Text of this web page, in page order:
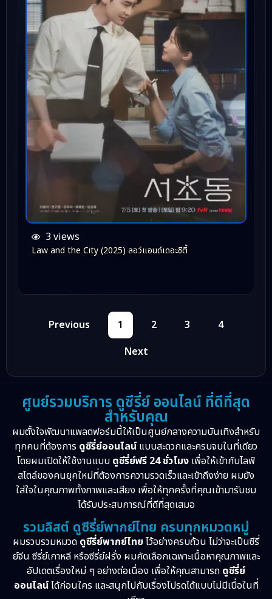
3 views
Law and the City (2025) ลอว์แอนด์เดอะซิตี้
Previous 1 2 3
4
Next
ศูนย์รวมบริการ ดูซีรี่ย์ ออนไลน์ ที่ดีที่สุด
สำหรับคุณ
ผมตั้งใจพัฒนาแพลตฟอร์มนี้ให้เป็นศูนย์กลางความบันเทิงสำหรับ
ทุกคนที่ต้องการ ดูซีรี่ย์ออนไลน์ แบบสะดวกและครบจบในที่เดียว
โดยผมเปิดให้ใช้งานแบบ ดูซีรี่ย์ฟรี 24 ชั่วโมง เพื่อให้เข้ากับไลฟ์
สไตล์ของคนยุคใหม่ที่ต้องการความรวดเร็วและเข้าถึงง่าย ผมยัง
ใส่ใจในคุณภาพทั้งภาพและเสียง เพื่อให้ทุกครั้งที่คุณเข้ามารับชม
ได้รับประสบการณ์ที่ดีที่สุดเสมอ
รวมลิสต์ ดูซีรี่ย์พากย์ไทย ครบทุกหมวดหมู่
ผมรวบรวมหมวด ดูซีรี่ย์พากย์ไทย ไว้อย่างครบถ้วน ไม่ว่าจะเป็นซีรี่
ย์จีน ซีรี่ย์เกาหลี หรือซีรี่ย์ฝรั่ง ผมคัดเลือกเฉพาะเนื้อหาคุณภาพและ
อัปเดตเรื่องใหม่ ๆ อย่างต่อเนื่อง เพื่อให้คุณสามารถ ดูซีรี่ย์
ออนไลน์ได้ก่อนใคร และสนุกไปกับเรื่องโปรดได้แบบไม่มีเบื่อในที่